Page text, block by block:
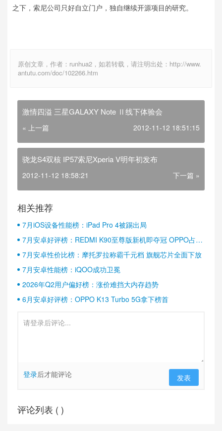
之下，索尼公司只好自立门户，独自继续开源项目的研究。
原创文章，作者：runhua2，如若转载，请注明出处：http://www.
antutu.com/doc/102266.htm
激情四溢 三星GALAXY Note Ⅱ线下体验会
« 上一篇 2012-11-12 18:51:15
骁龙S4双核 IP57索尼Xperia V明年初发布
2012-11-12 18:58:21 下一篇 »
相关推荐
7月iOS设备性能榜：iPad Pro 4被踢出局
7月安卓好评榜：REDMI K90至尊版新机即夺冠 OPPO占据
半壁江山
7月安卓性价比榜：摩托罗拉称霸千元档 旗舰芯片全面下放
7月安卓性能榜：iQOO成功卫冕
2026年Q2用户偏好榜：涨价难挡大内存趋势
6月安卓好评榜：OPPO K13 Turbo 5G拿下榜首
登录后才能评论 发表
评论列表 ( )